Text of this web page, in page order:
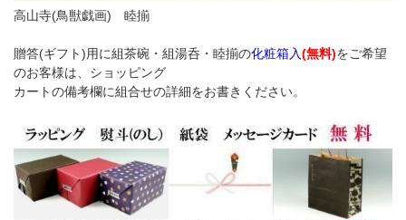
高山寺(鳥獣戯画) 睦揃
贈答(ギフト)用に組茶碗・組湯呑・睦揃の化粧箱入(無料)をご希望
のお客様は、ショッピング
カートの備考欄に組合せの詳細をお書きください。